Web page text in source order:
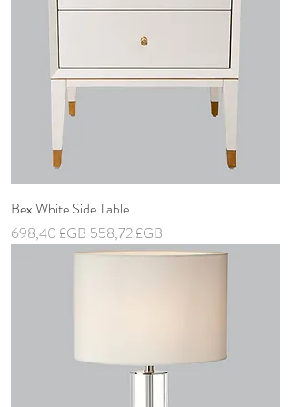
Bex White Side Table
Prix original
698,40 £GB Prix promotionnel
558,72 £GB